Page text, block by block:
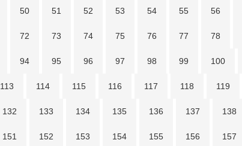
50 51 52 53 54 55 56
72 73 74 75 76 77 78
94 95 96 97 98 99 100
113 114 115 116 117 118 119
132 133 134 135 136 137 138
151 152 153 154 155 156 157